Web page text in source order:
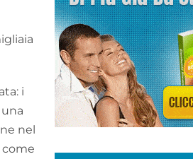
i
nel
come